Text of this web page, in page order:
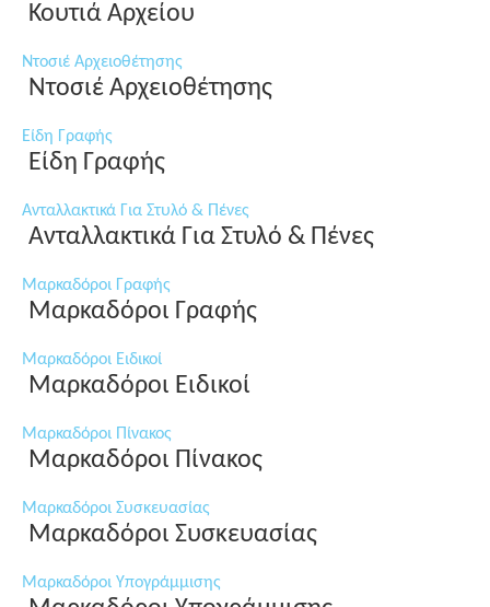
Κουτιά Αρχείου
Ντοσιέ Αρχειοθέτησης
Ντοσιέ Αρχειοθέτησης
Είδη Γραφής
Είδη Γραφής
Ανταλλακτικά Για Στυλό & Πένες
Ανταλλακτικά Για Στυλό & Πένες
Μαρκαδόροι Γραφής
Μαρκαδόροι Γραφής
Μαρκαδόροι Ειδικοί
Μαρκαδόροι Ειδικοί
Μαρκαδόροι Πίνακος
Μαρκαδόροι Πίνακος
Μαρκαδόροι Συσκευασίας
Μαρκαδόροι Συσκευασίας
Μαρκαδόροι Υπογράμμισης